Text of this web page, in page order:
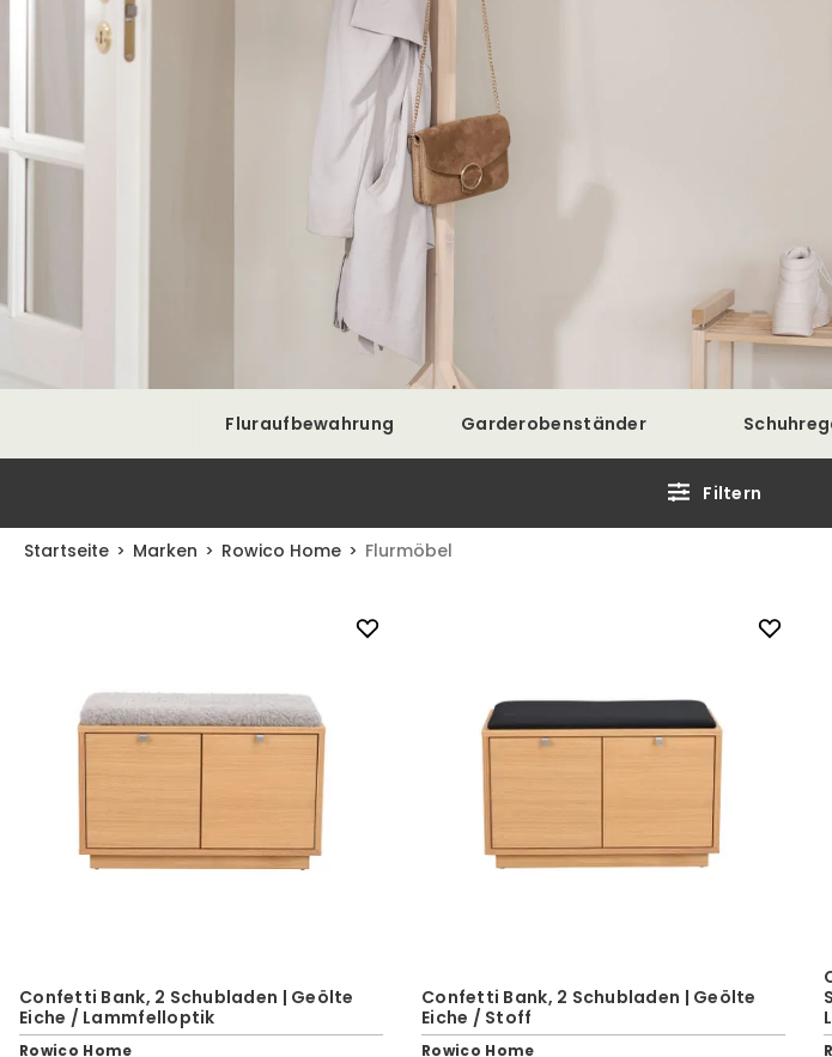
Fluraufbewahrung Garderobenständer
Filtern
Startseite Marken Rowico Home Flurmöbel
Confetti Bank, 2 Schubladen | Geölte
Eiche / Lammfelloptik
Rowico Home
Confetti Bank, 2 Schubladen | Geölte
Eiche / Stoff
Rowico Home